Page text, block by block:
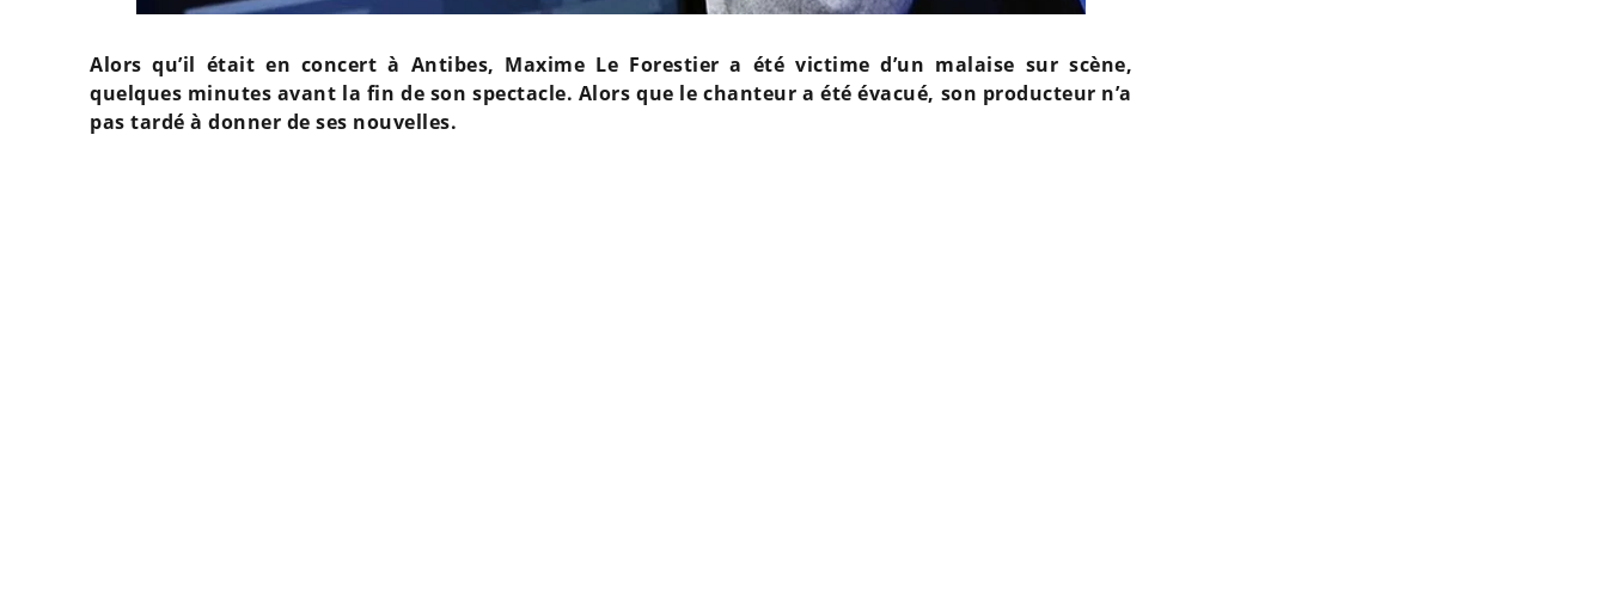
Alors qu’il était en concert à Antibes, Maxime Le Forestier a été victime d’un malaise sur scène,
quelques minutes avant la fin de son spectacle. Alors que le chanteur a été évacué, son producteur n’a
pas tardé à donner de ses nouvelles.